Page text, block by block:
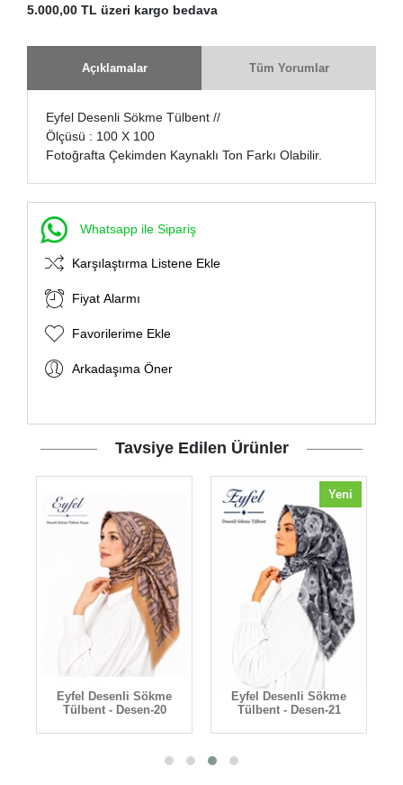
5.000,00 TL üzeri kargo bedava
Açıklamalar Tüm Yorumlar
Eyfel Desenli Sökme Tülbent //
Ölçüsü : 100 X 100
Fotoğrafta Çekimden Kaynaklı Ton Farkı Olabilir.
Whatsapp ile Sipariş
Karşılaştırma Listene Ekle
Fiyat Alarmı
Favorilerime Ekle
Arkadaşıma Öner
Tavsiye Edilen Ürünler
Eyfel Desenli Sökme
Tülbent - Desen-20
Yeni
Eyfel Desenli Sökme
Tülbent - Desen-21